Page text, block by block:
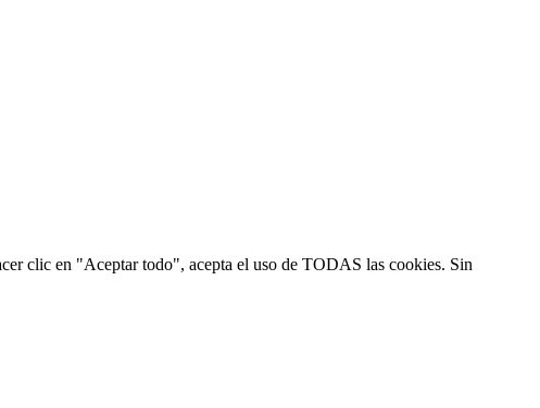
clic en "Aceptar todo", acepta el uso de TODAS las cookies. Sin